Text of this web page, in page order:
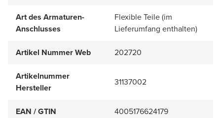
Art des Armaturen-
Anschlusses
Flexible Teile (im
Lieferumfang enthalten)
Artikel Nummer Web 202720
Artikelnummer
Hersteller
31137002
EAN / GTIN 4005176624179